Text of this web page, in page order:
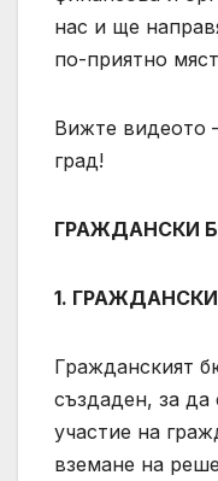
нас и ще
по-приятно
Вижте видеото
град!
ГРАЖДАНСКИ
1.
Гражданският
създаден, за да
участие на
вземане на